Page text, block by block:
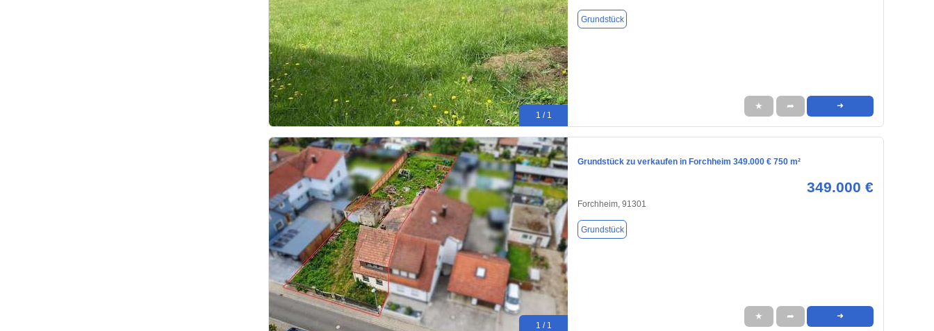
1 / 1
Grundstück
★ ➦ ➜
1 / 1
Grundstück zu verkaufen in Forchheim 349.000 € 750 m²
349.000 €
Forchheim, 91301
Grundstück
★ ➦ ➜